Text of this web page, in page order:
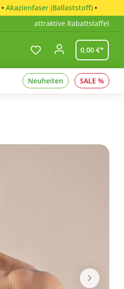
• Akazienfaser (Ballaststoff) •
attraktive Rabattstaffel
0,00 €*
Neuheiten SALE %